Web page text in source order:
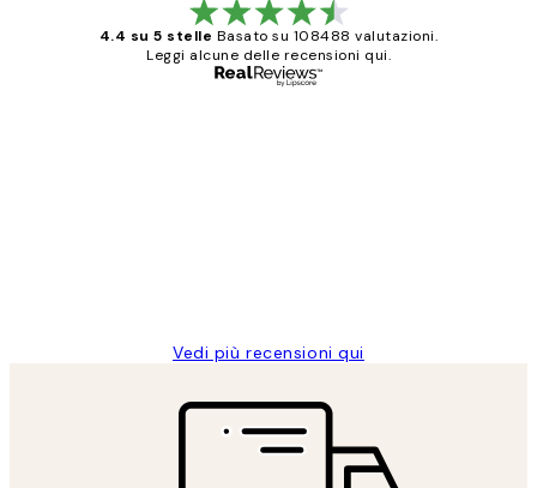
4.4 su 5 stelle Basato su 108488 valutazioni.
Leggi alcune delle recensioni qui.
Vedi più recensioni qui